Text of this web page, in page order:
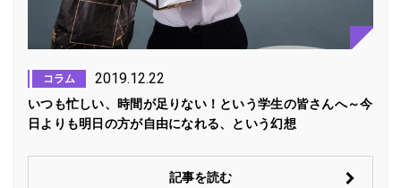
コラム 2019.12.22
いつも忙しい、時間が足りない！という学生の皆さんへ～今
日よりも明日の方が自由になれる、という幻想
記事を読む